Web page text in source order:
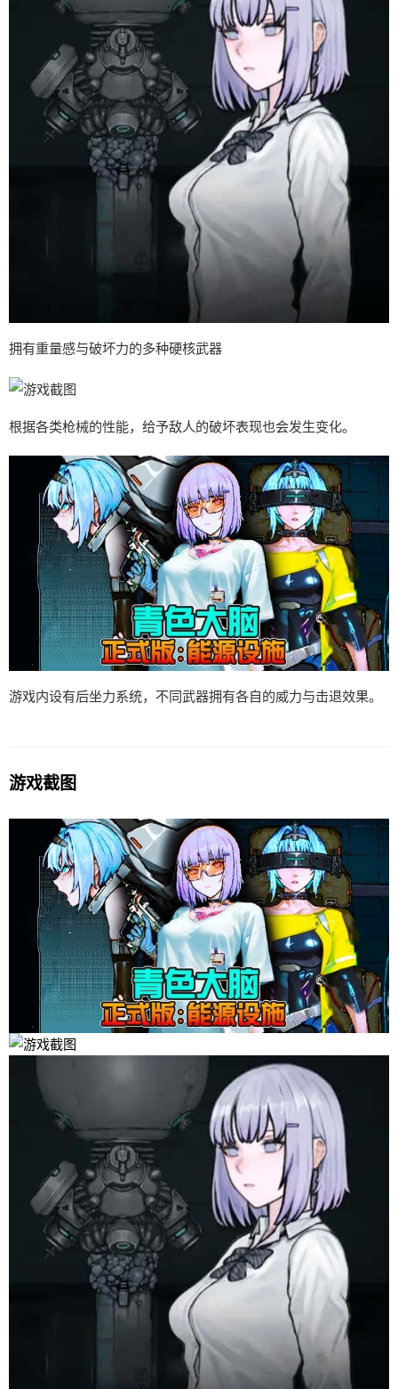
拥有重量感与破坏力的多种硬核武器
根据各类枪械的性能，给予敌人的破坏表现也会发生变化。
游戏内设有后坐力系统，不同武器拥有各自的威力与击退效果。
游戏截图